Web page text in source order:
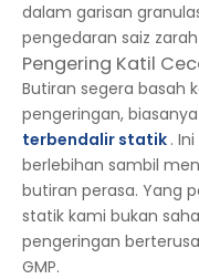
dalam garisan
pengedaran saiz
Pengering Katil
Butiran segera basah
pengeringan,
terbendalir statik .
berlebihan sambil
butiran perasa. Yang
statik kami bukan
pengeringan
GMP.